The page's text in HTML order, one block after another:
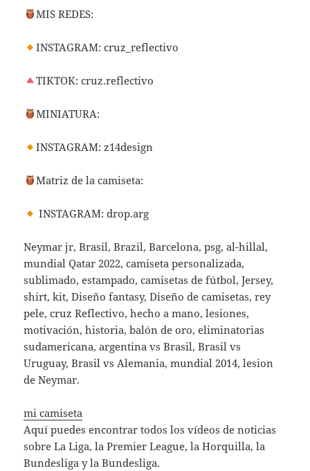
MIS REDES:
INSTAGRAM: cruz_reflectivo
TIKTOK: cruz.reflectivo
MINIATURA:
INSTAGRAM: z14design
Matriz de la camiseta:
INSTAGRAM: drop.arg
Neymar jr, Brasil, Brazil, Barcelona, psg, al-hillal,
mundial Qatar 2022, camiseta personalizada,
sublimado, estampado, camisetas de fútbol, Jersey,
shirt, kit, Diseño fantasy, Diseño de camisetas, rey
pele, cruz Reflectivo, hecho a mano, lesiones,
motivación, historia, balón de oro, eliminatorias
sudamericana, argentina vs Brasil, Brasil vs
Uruguay, Brasil vs Alemania, mundial 2014, lesion
de Neymar.
mi camiseta
Aquí puedes encontrar todos los vídeos de noticias
sobre La Liga, la Premier League, la Horquilla, la
Bundesliga y la Bundesliga.